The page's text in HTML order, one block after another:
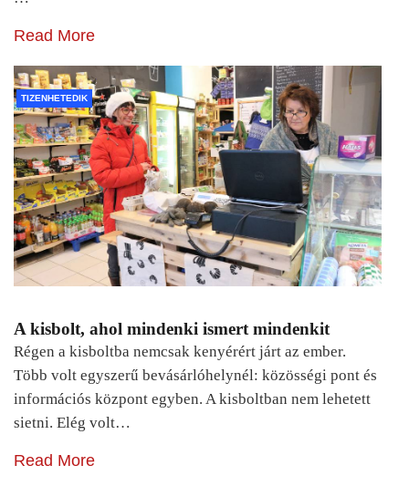
Read More
TIZENHETEDIK
A kisbolt, ahol mindenki ismert mindenkit
Régen a kisboltba nemcsak kenyérért járt az ember.
Több volt egyszerű bevásárlóhelynél: közösségi pont és
információs központ egyben. A kisboltban nem lehetett
sietni. Elég volt…
Read More